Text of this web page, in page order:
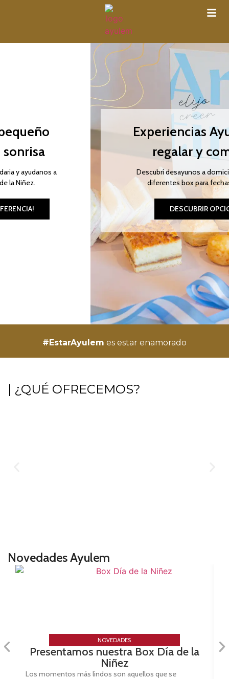
Experiencias Ayulem para
regalar y compartir
Descubrí desayunos a domicilio, meriendas y
diferentes box para fechas especiales.
DESCUBRIR OPCIONES
#EstarAyulem es estar enamorado
| ¿QUÉ OFRECEMOS?
Novedades Ayulem
NOVEDADES
Presentamos nuestra Box Día de la
Niñez
Los momentos más lindos son aquellos que se